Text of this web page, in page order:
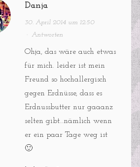
Danja
30. April 2014 um 12:50
· Antworten
Ohja, das wäre auch etwas
für mich. leider ist mein
Freund so hochallergisch
gegen Erdnüsse, dass es
Erdnussbutter nur gaaanz
selten gibt…nämlich wenn
er ein paar Tage weg ist
🙂